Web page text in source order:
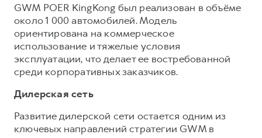
GWM POER KingKong был реализован в объёме
около 1 000 автомобилей. Модель
ориентирована на коммерческое
использование и тяжелые условия
эксплуатации, что делает ее востребованной
среди корпоративных заказчиков.
Дилерская сеть
Развитие дилерской сети остается одним из
ключевых направлений стратегии GWM в